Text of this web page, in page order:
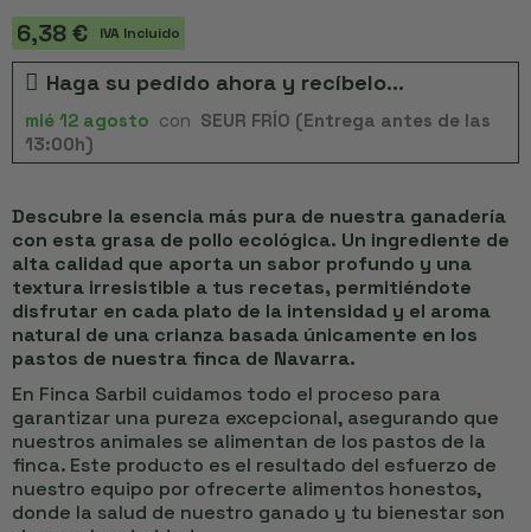
6,38 € IVA Incluido
Haga su pedido ahora y recíbelo...
mié 12 agosto con SEUR FRÍO (Entrega antes de las
13:00h)
Descubre la esencia más pura de nuestra ganadería
con esta grasa de pollo ecológica. Un ingrediente de
alta calidad que aporta un sabor profundo y una
textura irresistible a tus recetas, permitiéndote
disfrutar en cada plato de la intensidad y el aroma
natural de una crianza basada únicamente en los
pastos de nuestra finca de Navarra.
En Finca Sarbil cuidamos todo el proceso para
garantizar una pureza excepcional, asegurando que
nuestros animales se alimentan de los pastos de la
finca. Este producto es el resultado del esfuerzo de
nuestro equipo por ofrecerte alimentos honestos,
donde la salud de nuestro ganado y tu bienestar son